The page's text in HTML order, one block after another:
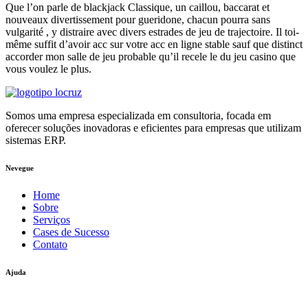
Que l’on parle de blackjack Classique, un caillou, baccarat et
nouveaux divertissement pour gueridone, chacun pourra sans
vulgarité , y distraire avec divers estrades de jeu de trajectoire. Il toi-
même suffit d’avoir acc sur votre acc en ligne stable sauf que distinct
accorder mon salle de jeu probable qu’il recele le du jeu casino que
vous voulez le plus.
Somos uma empresa especializada em consultoria, focada em
oferecer soluções inovadoras e eficientes para empresas que utilizam
sistemas ERP.
Nevegue
Home
Sobre
Serviços
Cases de Sucesso
Contato
Ajuda